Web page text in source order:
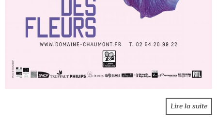
Lire la suite